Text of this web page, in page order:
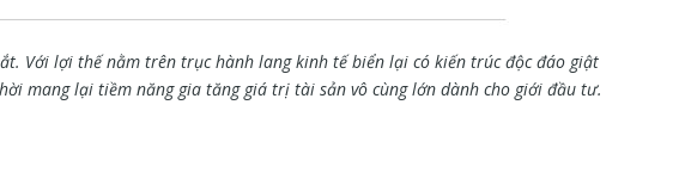
Với lợi thế nằm trên trục hành lang kinh tế biển lại có kiến trúc độc đáo giật
mang lại tiềm năng gia tăng giá trị tài sản vô cùng lớn dành cho giới đầu tư.